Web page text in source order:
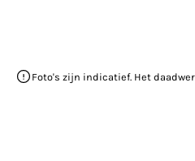
Foto's zijn indicatief. Het